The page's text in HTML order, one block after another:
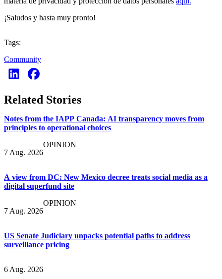
¡Saludos y hasta muy pronto!
Tags:
Community
Related Stories
Notes from the IAPP Canada: AI transparency moves from
principles to operational choices
7 Aug. 2026
OPINION
A view from DC: New Mexico decree treats social media as a
digital superfund site
7 Aug. 2026
OPINION
US Senate Judiciary unpacks potential paths to address
surveillance pricing
6 Aug. 2026